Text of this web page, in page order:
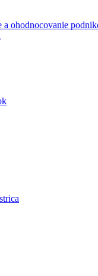
a ohodnocovanie